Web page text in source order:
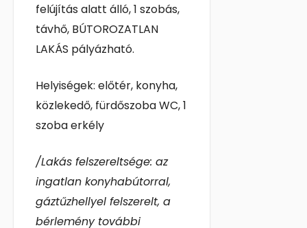
felújítás alatt álló, 1 szobás,
távhő, BÚTOROZATLAN
LAKÁS pályázható.
Helyiségek: előtér, konyha,
közlekedő, fürdőszoba WC, 1
szoba erkély
/Lakás felszereltsége: az
ingatlan konyhabútorral,
gáztűzhellyel felszerelt, a
bérlemény további